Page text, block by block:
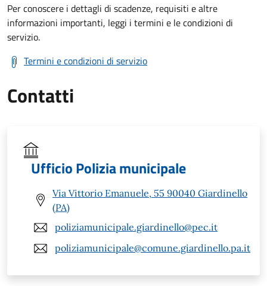
Per conoscere i dettagli di scadenze, requisiti e altre
informazioni importanti, leggi i termini e le condizioni di
servizio.
Termini e condizioni di servizio
Contatti
Ufficio Polizia municipale
Via Vittorio Emanuele, 55 90040 Giardinello
(PA)
poliziamunicipale.giardinello@pec.it
poliziamunicipale@comune.giardinello.pa.it